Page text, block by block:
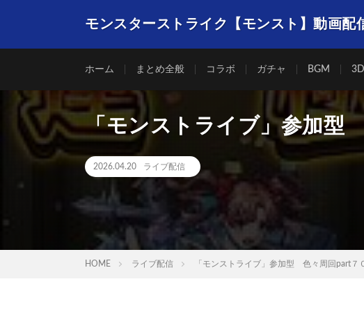
モンスターストライク【モンスト】動画配
ホーム まとめ全般 コラボ ガチャ BGM
「モンストライブ」参加型
2026.04.20 ライブ配信
HOME ライブ配信 「モンストライブ」参加型 色々周回part７